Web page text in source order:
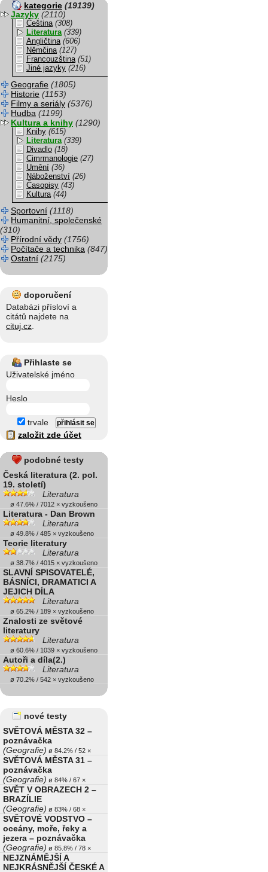
kategorie (19139)
Jazyky (2110)
Čeština (308)
Literatura (339)
Angličtina (606)
Němčina (127)
Francouzština (51)
Jiné jazyky (216)
Geografie (1805)
Historie (1153)
Filmy a seriály (5376)
Hudba (1199)
Kultura a knihy (1290)
Knihy (615)
Literatura (339)
Divadlo (18)
Cimrmanologie (27)
Umění (36)
Náboženství (26)
Časopisy (43)
Kultura (44)
Sportovní (1118)
Humanitní, společenské
(310)
Přírodní vědy (1756)
Počítače a technika (847)
Ostatní (2175)
doporučení
Databázi přísloví a
citátů najdete na
cituj.cz
Přihlaste se
Uživatelské jméno
Heslo
trvale
založit zde účet
podobné testy
Česká literatura (2. pol.
19. století)
Literatura
ø 47.6% / 7012 × vyzkoušeno
Literatura - Dan Brown
Literatura
ø 49.8% / 485 × vyzkoušeno
Teorie literatury
Literatura
ø 38.7% / 4015 × vyzkoušeno
SLAVNÍ SPISOVATELÉ,
BÁSNÍCI, DRAMATICI A
JEJICH DÍLA
Literatura
ø 65.2% / 189 × vyzkoušeno
Znalosti ze světové
literatury
Literatura
ø 60.6% / 1039 × vyzkoušeno
Autoři a díla(2.)
Literatura
ø 70.2% / 542 × vyzkoušeno
nové testy
SVĚTOVÁ MĚSTA 32 –
poznávačka
(Geografie) ø 84.2% / 52 ×
SVĚTOVÁ MĚSTA 31 –
poznávačka
(Geografie) ø 84% / 67 ×
SVĚT V OBRAZECH 2 –
BRAZÍLIE
(Geografie) ø 83% / 68 ×
SVĚTOVÉ VODSTVO –
oceány, moře, řeky a
jezera – poznávačka
(Geografie) ø 85.8% / 78 ×
NEJZNÁMĚJŠÍ A
NEJKRÁSNĚJŠÍ ČESKÉ A